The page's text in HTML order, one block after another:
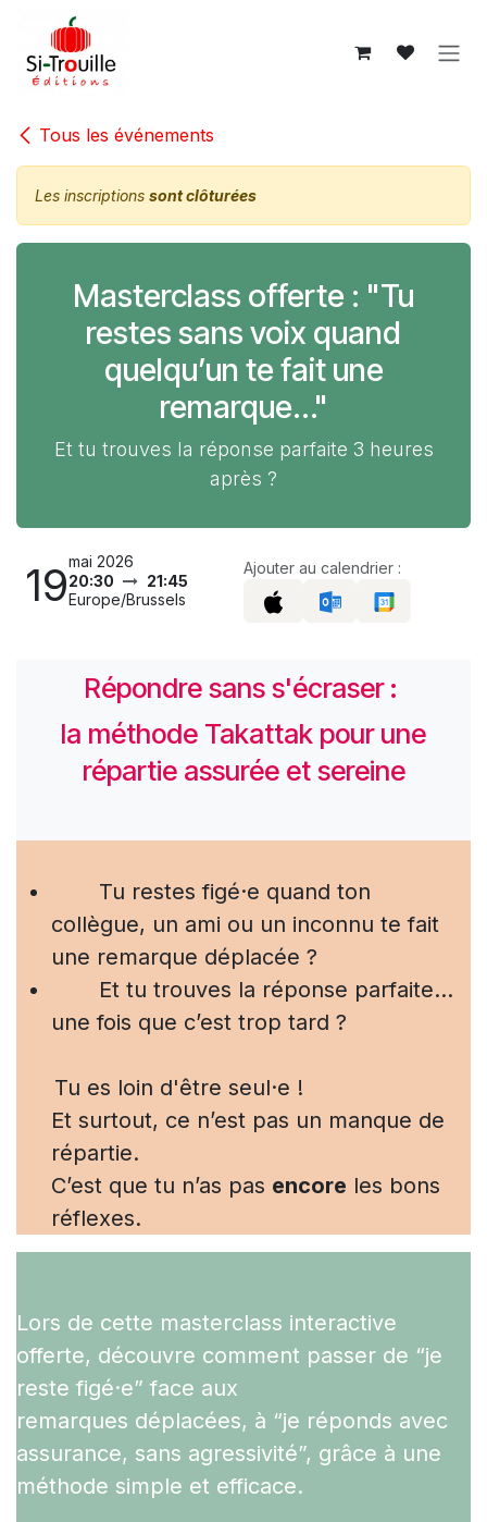
Se rendre au contenu
Tous les événements
Les inscriptions sont clôturées
Masterclass offerte : "Tu
restes sans voix quand
quelqu’un te fait une
remarque…"
Et tu trouves la réponse parfaite 3 heures
après ?
19mai 2026
20:30
21:45
Europe/Brussels
Ajouter au calendrier :
Répondre sans s'écraser :
la méthode Takattak pour une
répartie assurée et sereine
​Tu restes figé·e quand ton
collègue, un ami ou un inconnu te fait
une remarque déplacée ?
​Et tu trouves la réponse parfaite…
une fois que c’est trop tard ?
​Tu es loin d'être seul·e !
Et surtout, ce n’est pas un manque de
répartie.
C’est que tu n’as pas encore les bons
réflexes.
Lors de cette masterclass interactive
offerte, découvre comment passer de “je
reste figé·e” face aux
remarques déplacées, à “je réponds avec
assurance, sans agressivité”, grâce à une
méthode simple et efficace.